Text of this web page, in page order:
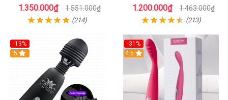
toàn thân kích thích
1.350.000₫ 1.551.000₫
(214)
chế độ
1.200.000₫ 1.463.000₫
(213)
-13%
5
-31%
4.5